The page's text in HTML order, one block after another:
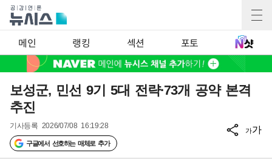
메인 랭킹 섹션 포토
보성군, 민선 9기 5대 전략·73개 공약 본격
추진
기사등록 2026/07/08 16:19:28
구글에서 선호하는 매체로 추가
가가